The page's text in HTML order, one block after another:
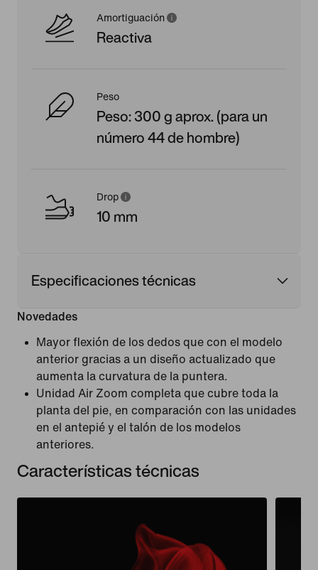
Amortiguación
Reactiva
Peso
Peso: 300 g aprox. (para un
número 44 de hombre)
Drop
10 mm
Especificaciones técnicas
Novedades
Mayor flexión de los dedos que con el modelo
anterior gracias a un diseño actualizado que
aumenta la curvatura de la puntera.
Unidad Air Zoom completa que cubre toda la
planta del pie, en comparación con las unidades
en el antepié y el talón de los modelos
anteriores.
Características técnicas